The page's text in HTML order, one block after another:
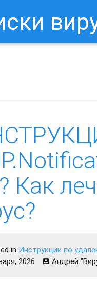
Как
in Инструкции по
2026
Андрей